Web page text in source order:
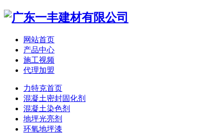
网站首页
产品中心
施工视频
代理加盟
力特克首页
混凝土密封固化剂
混凝土染色剂
地坪光亮剂
环氧地坪漆